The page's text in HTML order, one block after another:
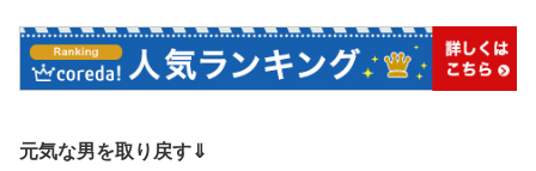
元気な男を取り戻す⇓